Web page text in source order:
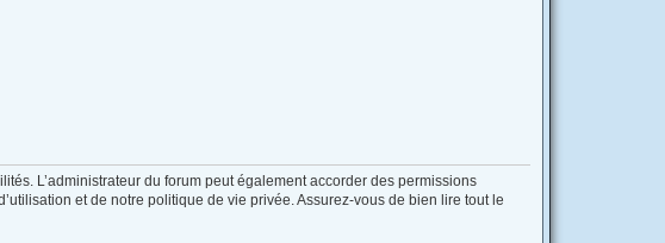
L’administrateur du forum peut également accorder des permissions
et de notre politique de vie privée. Assurez-vous de bien lire tout le